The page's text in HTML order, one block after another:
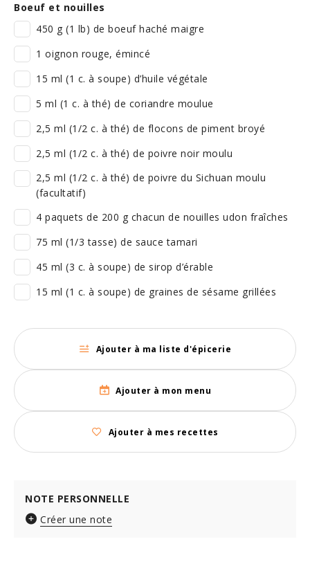
Boeuf et nouilles
450 g (1 lb) de boeuf haché maigre
1 oignon rouge, émincé
15 ml (1 c. à soupe) d’huile végétale
5 ml (1 c. à thé) de coriandre moulue
2,5 ml (1/2 c. à thé) de flocons de piment broyé
2,5 ml (1/2 c. à thé) de poivre noir moulu
2,5 ml (1/2 c. à thé) de poivre du Sichuan moulu
(facultatif)
4 paquets de 200 g chacun de nouilles udon fraîches
75 ml (1/3 tasse) de sauce tamari
45 ml (3 c. à soupe) de sirop d’érable
15 ml (1 c. à soupe) de graines de sésame grillées
Ajouter à ma liste d'épicerie
Ajouter à mon menu
Ajouter à mes recettes
NOTE PERSONNELLE
Créer une note